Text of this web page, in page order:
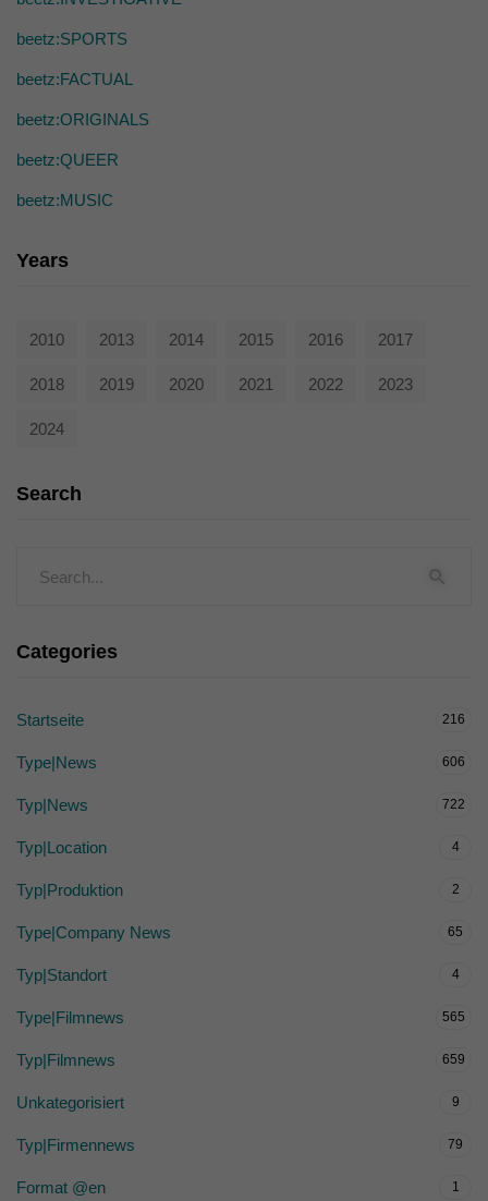
beetz:SPORTS
beetz:FACTUAL
beetz:ORIGINALS
beetz:QUEER
beetz:MUSIC
Years
2010 2013 2014 2015 2016 2017
2018 2019 2020 2021 2022 2023
2024
Search
Categories
Startseite 216
Type|News 606
Typ|News 722
Typ|Location 4
Typ|Produktion 2
Type|Company News 65
Typ|Standort 4
Type|Filmnews 565
Typ|Filmnews 659
Unkategorisiert 9
Typ|Firmennews 79
Format @en 1
die einwandfreie Funktion der Website erforderlich.
Externe Medien (7)
Inhalte von Videoplattformen und Social-Media-Plattformen werden
werden, bedarf der Zugriff auf diese Inhalte keiner manuellen Einwilligung